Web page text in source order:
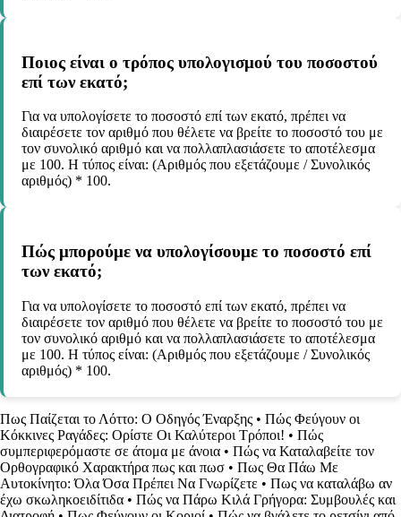
Ποιος είναι ο τρόπος υπολογισμού του ποσοστού
επί των εκατό;
Για να υπολογίσετε το ποσοστό επί των εκατό, πρέπει να
διαιρέσετε τον αριθμό που θέλετε να βρείτε το ποσοστό του με
τον συνολικό αριθμό και να πολλαπλασιάσετε το αποτέλεσμα
με 100. Η τύπος είναι: (Αριθμός που εξετάζουμε / Συνολικός
αριθμός) * 100.
Πώς μπορούμε να υπολογίσουμε το ποσοστό επί
των εκατό;
Για να υπολογίσετε το ποσοστό επί των εκατό, πρέπει να
διαιρέσετε τον αριθμό που θέλετε να βρείτε το ποσοστό του με
τον συνολικό αριθμό και να πολλαπλασιάσετε το αποτέλεσμα
με 100. Η τύπος είναι: (Αριθμός που εξετάζουμε / Συνολικός
αριθμός) * 100.
Πως Παίζεται το Λόττο: Ο Οδηγός Έναρξης • Πώς Φεύγουν οι
Κόκκινες Ραγάδες: Ορίστε Οι Καλύτεροι Τρόποι! • Πώς
συμπεριφερόμαστε σε άτομα με άνοια • Πώς να Καταλαβείτε τον
Ορθογραφικό Χαρακτήρα πως και πωσ • Πως Θα Πάω Με
Αυτοκίνητο: Όλα Όσα Πρέπει Να Γνωρίζετε • Πως να καταλάβω αν
έχω σκωληκοειδίτιδα • Πώς να Πάρω Κιλά Γρήγορα: Συμβουλές και